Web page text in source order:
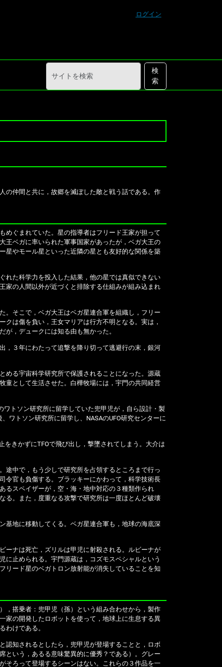
ログイン
サ
イ
検
索
詳
細
仲間と共に，故郷を滅ぼした敵と戦う話である。作
ぐまれていた。星の指導者はフリード王家が担って
王ベガに率いられた軍事国家があったが，ベガ大王の
星やモール星といった近隣の星とも友好的な関係を築
た科学力を投入した結果，他の星では真似できない
家の人間以外が近づくと排除する仕組みが組み込まれ
そこで，ベガ大王はベガ星連合軍を組織し，フリー
は傷を負い，王女マリアは行方不明となる。実は，
，デュークには知る由も無かった。
３年にわたって追撃を降り切って逃避行の末，銀河
る宇宙科学研究所で保護されることになった。源蔵
童として生活させた。白樺牧場には，宇門の共同経営
トソン研究所に留学していた兜甲児が，自ら設計・製
ワトソン研究所に留学し、NASAのUFO研究センターに
きかずにTFOで飛び出し，撃墜されてしまう。大介は
中で，もう少しで研究所を占領するところまで行っ
令官も負傷する。ブラッキーにかわって，科学技術長
るスペイザーが，空・海・地中対応の３種類作られ
る。また，度重なる攻撃で研究所は一度ほとんど破壊
地に移動してくる。ベガ星連合軍も，地球の海底深
ナは死亡，ズリルは甲児に射殺される。ルビーナが
に止められる。宇門源蔵は，コズモスペシャルという
リード星のベガトロン放射能が消失していることを知
搭乗者：兜甲児（孫）という組み合わせから，製作
家の開発したロボットを使って，地球上に生息する異
わけである。
知されるとしたら，兜甲児が登場することと，ロボ
という，あるる意味驚異的に優秀？である）。グレー
そろって登場するシーンはない。これらの３作品を一